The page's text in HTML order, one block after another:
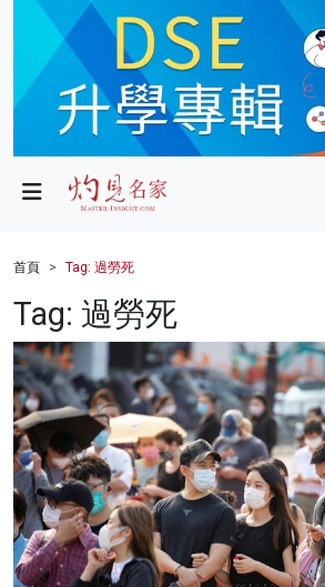
政局
財經
健康
商業
影片
名家榜
灼見活動
首頁 Tag: 過勞死
Tag: 過勞死